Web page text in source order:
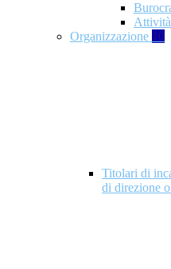
Organizzazione 10
Titolari di
di direzione